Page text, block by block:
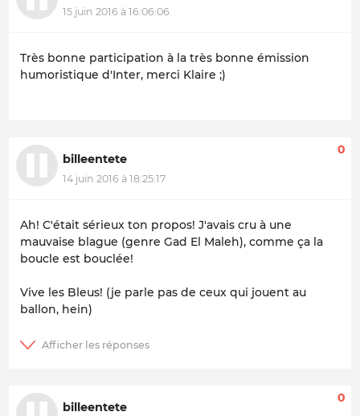
15 juin 2016 à 16:06:06
Très bonne participation à la très bonne émission
humoristique d'Inter, merci Klaire ;)
billeentete
14 juin 2016 à 18:25:17
0
Ah! C'était sérieux ton propos! J'avais cru à une
mauvaise blague (genre Gad El Maleh), comme ça la
boucle est bouclée!
Vive les Bleus! (je parle pas de ceux qui jouent au
ballon, hein)
billeentete
0